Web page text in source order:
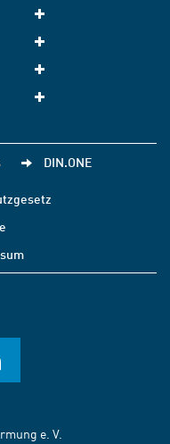
DIN.ONE
e. V.